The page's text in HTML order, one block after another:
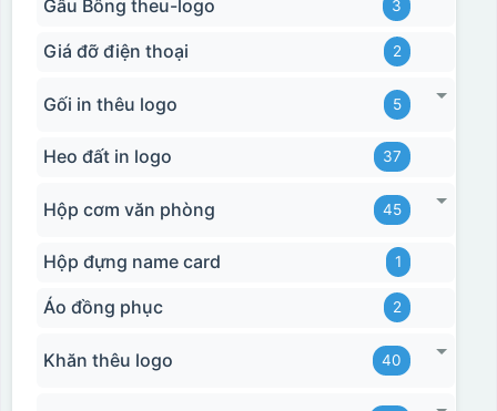
Gấu Bông theu-logo 3
Giá đỡ điện thoại 2
Gối in thêu logo 5
Heo đất in logo 37
Hộp cơm văn phòng 45
Hộp đựng name card 1
Áo đồng phục 2
Khăn thêu logo 40